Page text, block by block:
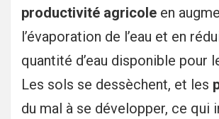
productivité agricole en
l’évaporation de l’eau et en
quantité d’eau disponible pour
Les sols se dessèchent, et les
du mal à se développer, ce qui